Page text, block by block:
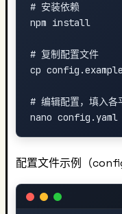
# 安装依赖
npm install
# 复制配置文件
cp
# 编辑配置，填入各
配置文件示例（